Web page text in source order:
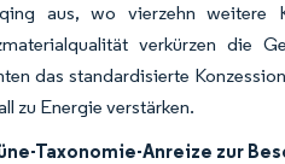
aus, wo vierzehn weitere
verkürzen die
das standardisierte
zu Energie verstärken.
Taxonomie-Anreize zur